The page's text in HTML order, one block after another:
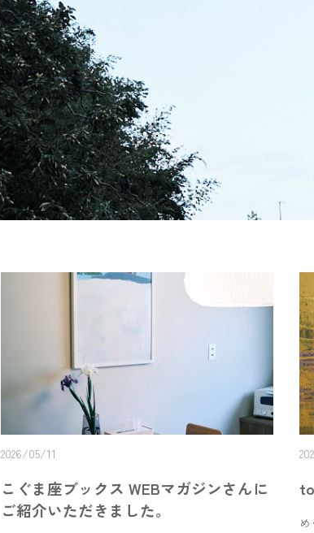
2026/05/11
こぐま座ブックス WEBマガジンさんに
ご紹介いただきました。